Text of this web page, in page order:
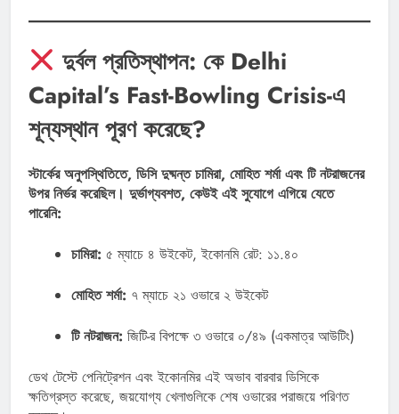
দুর্বল প্রতিস্থাপন: কে Delhi
Capital’s Fast-Bowling Crisis-এ
শূন্যস্থান পূরণ করেছে?
স্টার্কের অনুপস্থিতিতে, ডিসি দুষ্মন্ত চামিরা, মোহিত শর্মা এবং টি নটরাজনের
উপর নির্ভর করেছিল। দুর্ভাগ্যবশত, কেউই এই সুযোগে এগিয়ে যেতে
পারেনি:
চামিরা: ৫ ম্যাচে ৪ উইকেট, ইকোনমি রেট: ১১.৪০
মোহিত শর্মা: ৭ ম্যাচে ২১ ওভারে ২ উইকেট
টি নটরাজন: জিটি-র বিপক্ষে ৩ ওভারে ০/৪৯ (একমাত্র আউটিং)
ডেথ টেস্টে পেনিট্রেশন এবং ইকোনমির এই অভাব বারবার ডিসিকে
ক্ষতিগ্রস্ত করেছে, জয়যোগ্য খেলাগুলিকে শেষ ওভারের পরাজয়ে পরিণত